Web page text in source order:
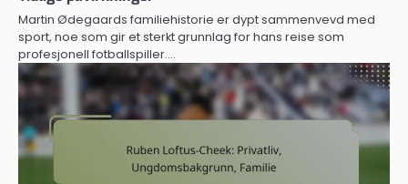
Martin Ødegaards familiehistorie er dypt sammenvevd med
sport, noe som gir et sterkt grunnlag for hans reise som
profesjonell fotballspiller.…